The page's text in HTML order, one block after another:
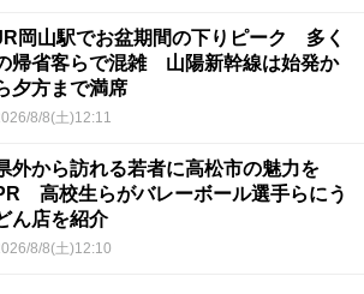
岡山駅でお盆期間の下りピーク 多く
帰省客らで混雑 山陽新幹線は始発か
夕方まで満席
8/8(土)12:11
外から訪れる若者に高松市の魅力を
高校生らがバレーボール選手らにう
ん店を紹介
8/8(土)12:10